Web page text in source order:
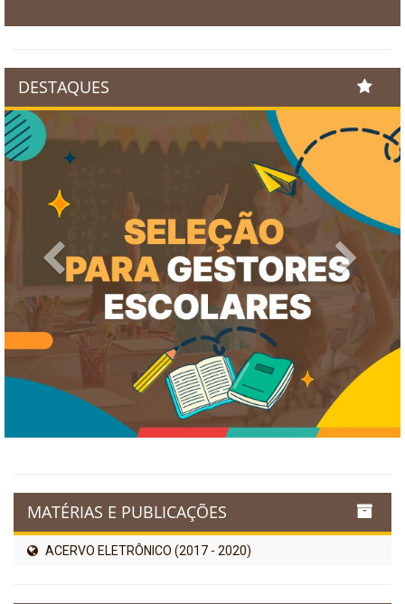
DESTAQUES
Previous Next
MATÉRIAS E PUBLICAÇÕES
ACERVO ELETRÔNICO (2017 - 2020)